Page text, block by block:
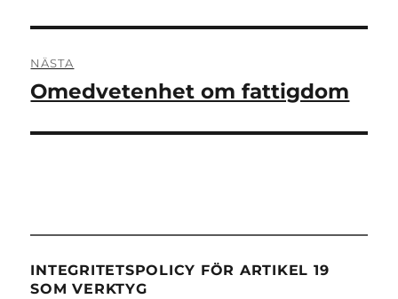
NÄSTA
Nästa
Omedvetenhet om fattigdom
INTEGRITETSPOLICY FÖR ARTIKEL 19
SOM VERKTYG